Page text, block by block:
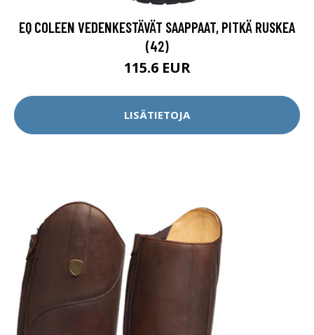
EQ COLEEN VEDENKESTÄVÄT SAAPPAAT, PITKÄ RUSKEA
(42)
115.6 EUR
LISÄTIETOJA